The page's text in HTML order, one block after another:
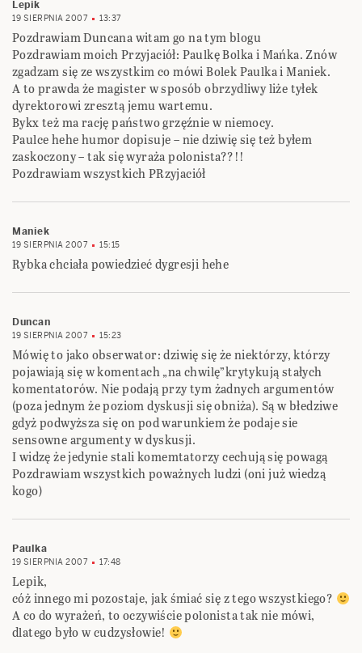
Lepik
19 SIERPNIA 2007 13:37
Pozdrawiam Duncana witam go na tym blogu
Pozdrawiam moich Przyjaciół: Paulkę Bolka i Mańka. Znów
zgadzam się ze wszystkim co mówi Bolek Paulka i Maniek.
A to prawda że magister w sposób obrzydliwy liże tyłek
dyrektorowi zresztą jemu wartemu.
Bykx też ma rację państwo grzęźnie w niemocy.
Paulce hehe humor dopisuje – nie dziwię się też byłem
zaskoczony – tak się wyraża polonista??!!
Pozdrawiam wszystkich PRzyjaciół
Maniek
19 SIERPNIA 2007 15:15
Rybka chciała powiedzieć dygresji hehe
Duncan
19 SIERPNIA 2007 15:23
Mówię to jako obserwator: dziwię się że niektórzy, którzy
pojawiają się w komentach „na chwilę”krytykują stałych
komentatorów. Nie podają przy tym żadnych argumentów
(poza jednym że poziom dyskusji się obniża). Są w błedziwe
gdyż podwyższa się on pod warunkiem że podaje sie
sensowne argumenty w dyskusji.
I widzę że jedynie stali komemtatorzy cechują się powagą
Pozdrawiam wszystkich poważnych ludzi (oni już wiedzą
kogo)
Paulka
19 SIERPNIA 2007 17:48
Lepik,
cóż innego mi pozostaje, jak śmiać się z tego wszystkiego?
A co do wyrażeń, to oczywiście polonista tak nie mówi,
dlatego było w cudzysłowie!